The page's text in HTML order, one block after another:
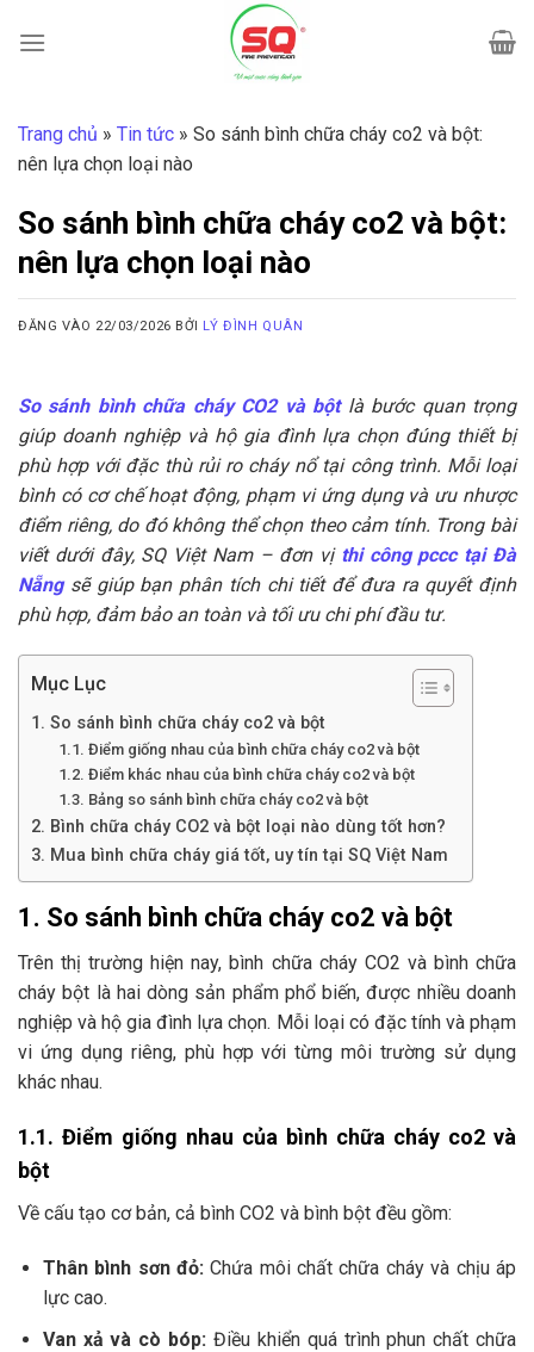
qua
Trang chủ » Tin tức » So sánh bình chữa cháy co2 và bột:
nên lựa chọn loại nào
So sánh bình chữa cháy co2 và bột:
nên lựa chọn loại nào
ĐĂNG VÀO 22/03/2026 BỞI LÝ ĐÌNH QUÂN
So sánh bình chữa cháy CO2 và bộtlà bước quan trọng
giúp doanh nghiệp và hộ gia đình lựa chọn đúng thiết bị
phù hợp với đặc thù rủi ro cháy nổ tại công trình. Mỗi loại
bình có cơ chế hoạt động, phạm vi ứng dụng và ưu nhược
điểm riêng, do đó không thể chọn theo cảm tính. Trong bài
viết dưới đây, SQ Việt Nam – đơn vị thi công pccc tại Đà
Nẵngsẽ giúp bạn phân tích chi tiết để đưa ra quyết định
phù hợp, đảm bảo an toàn và tối ưu chi phí đầu tư.
Mục Lục
1. So sánh bình chữa cháy co2 và bột
1.1. Điểm giống nhau của bình chữa cháy co2 và bột
1.2. Điểm khác nhau của bình chữa cháy co2 và bột
1.3. Bảng so sánh bình chữa cháy co2 và bột
2. Bình chữa cháy CO2 và bột loại nào dùng tốt hơn?
3. Mua bình chữa cháy giá tốt, uy tín tại SQ Việt Nam
1. So sánh bình chữa cháy co2 và bột
Trên thị trường hiện nay, bình chữa cháy CO2 và bình chữa
cháy bột là hai dòng sản phẩm phổ biến, được nhiều doanh
nghiệp và hộ gia đình lựa chọn. Mỗi loại có đặc tính và phạm
vi ứng dụng riêng, phù hợp với từng môi trường sử dụng
khác nhau.
1.1. Điểm giống nhau của bình chữa cháy co2 và
bột
Về cấu tạo cơ bản, cả bình CO2 và bình bột đều gồm:
Thân bình sơn đỏ:Chứa môi chất chữa cháy và chịu áp
lực cao.
Van xả và cò bóp: Điều khiển quá trình phun chất chữa